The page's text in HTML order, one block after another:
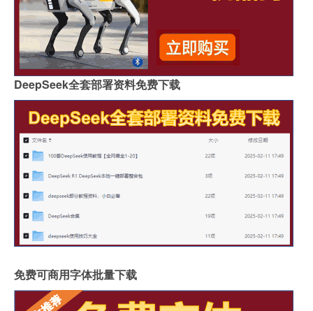
DeepSeek全套部署资料免费下载
免费可商用字体批量下载